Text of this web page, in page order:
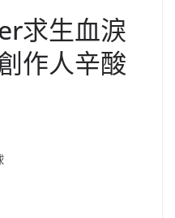
求生血淚
作人辛酸